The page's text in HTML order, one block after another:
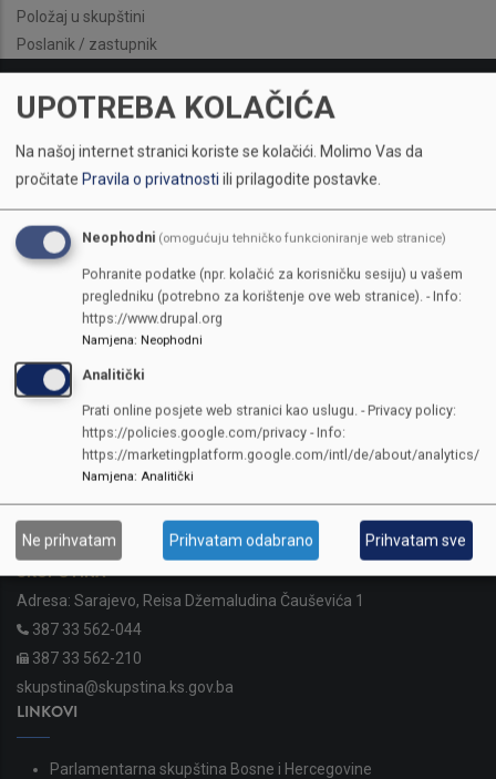
Položaj u skupštini
Poslanik / zastupnik
KONTAKTI
SKUPŠTINA
Adresa: Sarajevo, Reisa Džemaludina Čauševića 1
387 33 562-044
387 33 562-210
skupstina@skupstina.ks.gov.ba
LINKOVI
Parlamentarna skupština Bosne i Hercegovine
UPOTREBA KOLAČIĆA
Na našoj internet stranici koriste se kolačići. Molimo Vas da
pročitate Pravila o privatnostiili prilagodite postavke.
Neophodni (omogućuju tehničko funkcioniranje web stranice)
Pohranite podatke (npr. kolačić za korisničku sesiju) u vašem
pregledniku (potrebno za korištenje ove web stranice). - Info:
https://www.drupal.org
Namjena: Neophodni
Analitički
Prati online posjete web stranici kao uslugu. - Privacy policy:
https://policies.google.com/privacy - Info:
https://marketingplatform.google.com/intl/de/about/analytics/
Namjena: Analitički
Ne prihvatam Prihvatam odabrano Prihvatam sve